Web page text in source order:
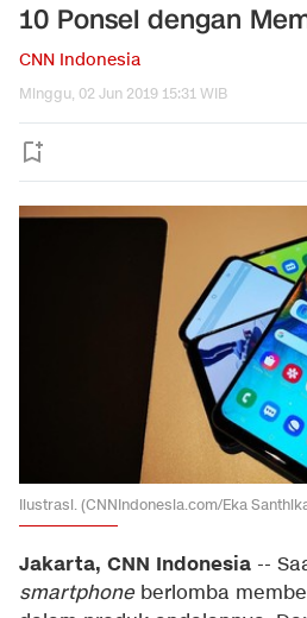
10 Ponsel dengan
CNN Indonesia
Minggu, 02 Jun 2019 15:31 WIB
Ilustrasi. (CNNIndonesia.com/Eka
Jakarta, CNN Indonesia --
smartphone berlomba